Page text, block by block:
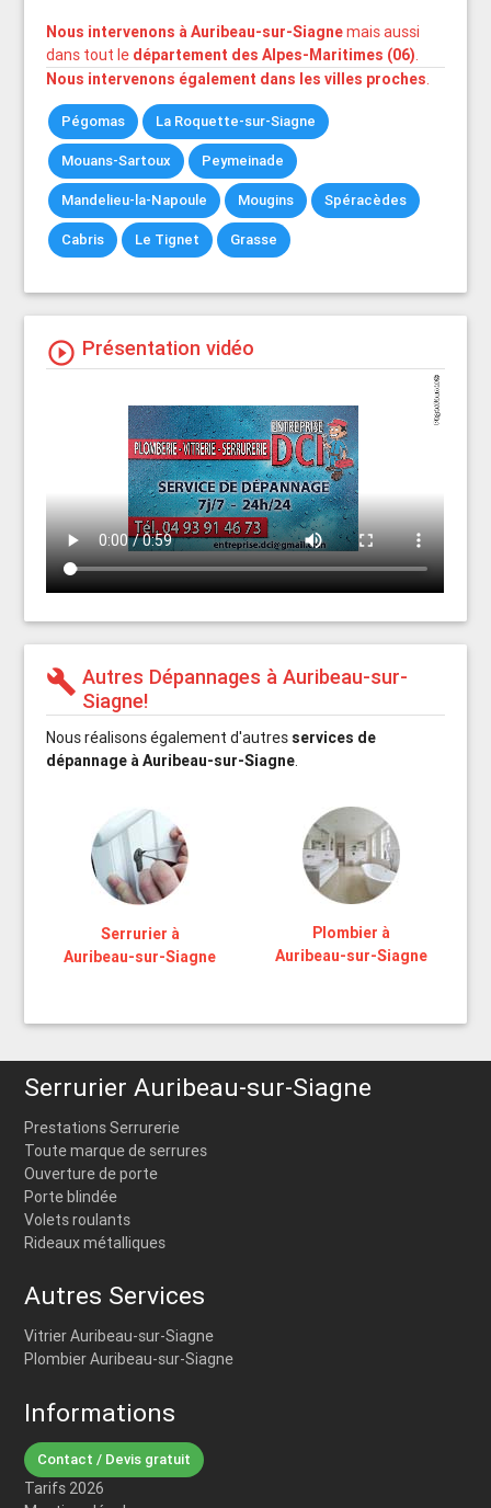
Nous intervenons à Auribeau-sur-Siagnemais aussi
dans tout le département des Alpes-Maritimes (06).
Nous intervenons également dans les villes proches.
Pégomas La Roquette-sur-Siagne
Mouans-Sartoux Peymeinade
Mandelieu-la-Napoule Mougins Spéracèdes
Cabris Le Tignet Grasse
play_circle_outline Présentation vidéo
build Autres Dépannages à Auribeau-sur-
Siagne!
Nous réalisons également d'autres services de
dépannage à Auribeau-sur-Siagne.
Serrurier à
Auribeau-sur-Siagne
Plombier à
Auribeau-sur-Siagne
Serrurier Auribeau-sur-Siagne
Prestations Serrurerie
Toute marque de serrures
Ouverture de porte
Porte blindée
Volets roulants
Rideaux métalliques
Autres Services
Vitrier Auribeau-sur-Siagne
Plombier Auribeau-sur-Siagne
Informations
Contact / Devis gratuit
Tarifs 2026